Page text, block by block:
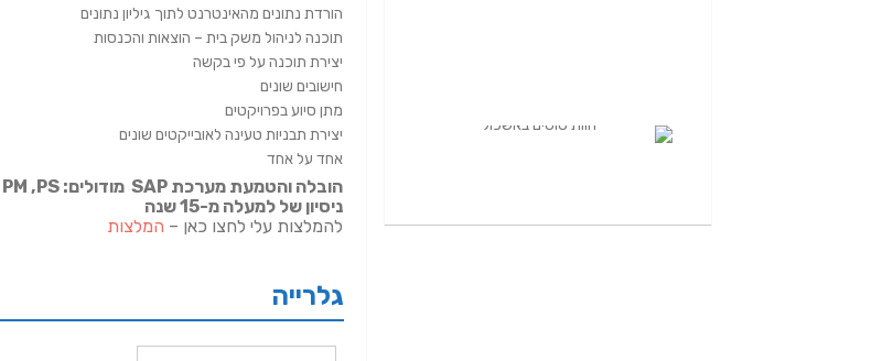
הורדת נתונים מהאינטרנט לתוך גיליון נתונים
תוכנה לניהול משק בית – הוצאות והכנסות
יצירת תוכנה על פי בקשה
חישובים שונים
מתן סיוע בפרויקטים
יצירת תבניות טעינה לאובייקטים שונים
אחד על אחד
הובלה והטמעת מערכת SAP מודולים: PM ,PS באינטגרציה עם מודולים השונים
ניסיון של למעלה מ-15 שנה
להמלצות עלי לחצו כאן – המלצות
גלרייה